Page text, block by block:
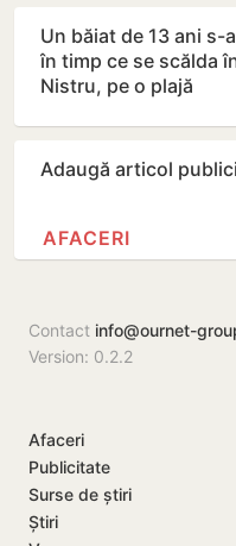
Un băiat de 13 ani s-
în timp ce se scălda
Nistru, pe o plajă
Adaugă articol
AFACERI
Contact info@ournet-
Version: 0.2.2
Afaceri
Publicitate
Surse de știri
Știri